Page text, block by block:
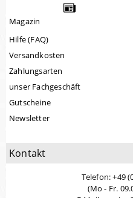
Magazin
Hilfe (FAQ)
Versandkosten
Zahlungsarten
unser Fachgeschäft
Gutscheine
Newsletter
Kontakt
Telefon: +49
(Mo - Fr.